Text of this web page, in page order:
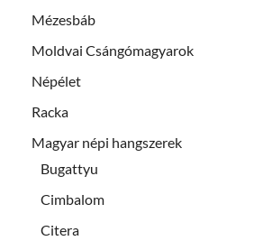
Mézesbáb
Moldvai Csángómagyarok
Népélet
Racka
Magyar népi hangszerek
Bugattyu
Cimbalom
Citera